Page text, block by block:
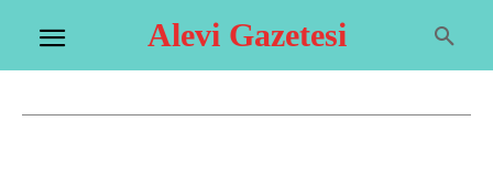
Alevi Gazetesi